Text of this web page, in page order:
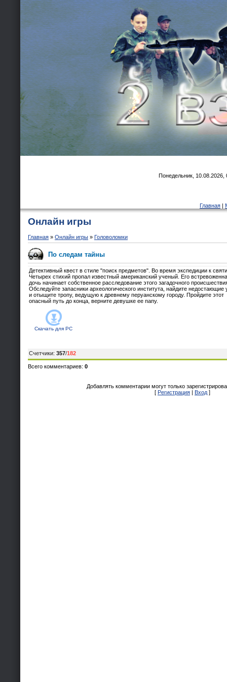
Понедельник,
Главная
Онлайн игры
Главная » Онлайн игры » Головоломки
По следам тайны
Детективный квест в стиле "поиск предметов". Во время экспедиции к
Четырех стихий пропал известный американский ученый. Его
дочь начинает собственное расследование этого загадочного
Обследуйте запасники археологического института, найдите недостающие
и отыщите тропу, ведущую к древнему перуанскому городу. Пройдите этот
опасный путь до конца, верните девушке ее папу.
Скачать для PC
Счетчики: 357/182
Всего комментариев: 0
Добавлять комментарии могут только
[ Регистрация | Вход ]